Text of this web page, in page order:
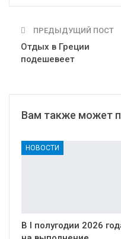
ПРЕДЫДУЩИЙ ПОСТ
Отдых в Греции
подешевеет
Вам также может
НОВОСТИ
В I полугодии 2026